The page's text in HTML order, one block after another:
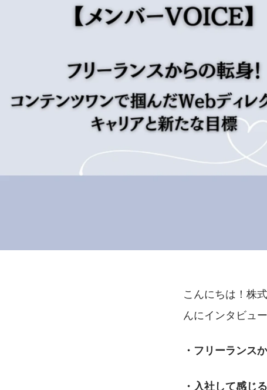
こんにちは！株
んにインタビュ
・フリーランス
・入社して感じ
コンテンツワン 担当